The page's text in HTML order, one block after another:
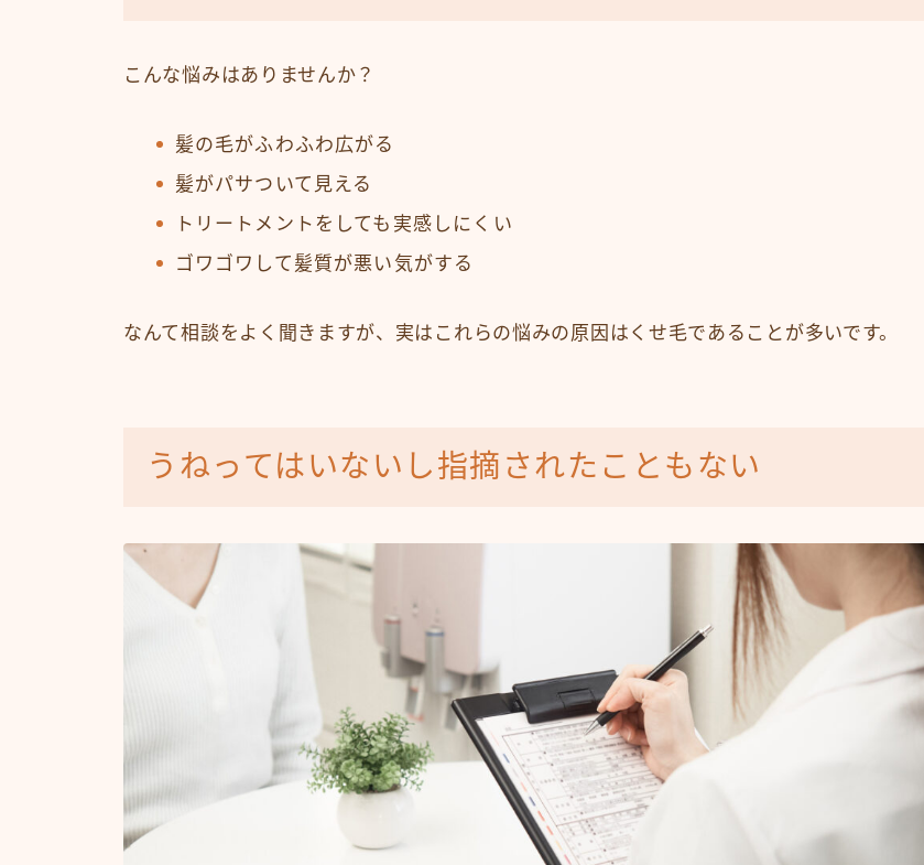
こんな悩みはありませんか？
髪の毛がふわふわ広がる
髪がパサついて見える
トリートメントをしても実感しにくい
ゴワゴワして髪質が悪い気がする
なんて相談をよく聞きますが、実はこれらの悩みの原因はくせ毛であることが多いです。
うねってはいないし指摘されたこともない